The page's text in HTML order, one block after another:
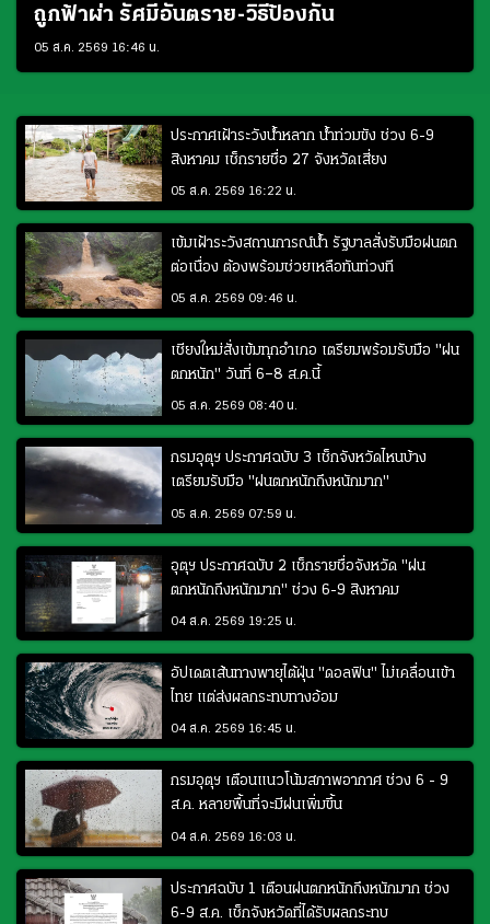
ถูกฟ้าผ่า รัศมีอันตราย-วิธีป้องกัน
05 ส.ค. 2569 16:46 น.
ประกาศเฝ้าระวังน้ำหลาก น้ำท่วมขัง ช่วง 6-9
สิงหาคม เช็กรายชื่อ 27 จังหวัดเสี่ยง
05 ส.ค. 2569 16:22 น.
เข้มเฝ้าระวังสถานการณ์น้ำ รัฐบาลสั่งรับมือฝนตก
ต่อเนื่อง ต้องพร้อมช่วยเหลือทันท่วงที
05 ส.ค. 2569 09:46 น.
เชียงใหม่สั่งเข้มทุกอำเภอ เตรียมพร้อมรับมือ "ฝน
ตกหนัก" วันที่ 6–8 ส.ค.นี้
05 ส.ค. 2569 08:40 น.
กรมอุตุฯ ประกาศฉบับ 3 เช็กจังหวัดไหนบ้าง
เตรียมรับมือ "ฝนตกหนักถึงหนักมาก"
05 ส.ค. 2569 07:59 น.
อุตุฯ ประกาศฉบับ 2 เช็กรายชื่อจังหวัด "ฝน
ตกหนักถึงหนักมาก" ช่วง 6-9 สิงหาคม
04 ส.ค. 2569 19:25 น.
อัปเดตเส้นทางพายุไต้ฝุ่น "ดอลฟิน" ไม่เคลื่อนเข้า
ไทย แต่ส่งผลกระทบทางอ้อม
04 ส.ค. 2569 16:45 น.
กรมอุตุฯ เตือนแนวโน้มสภาพอากาศ ช่วง 6 - 9
ส.ค. หลายพื้นที่จะมีฝนเพิ่มขึ้น
04 ส.ค. 2569 16:03 น.
ประกาศฉบับ 1 เตือนฝนตกหนักถึงหนักมาก ช่วง
6-9 ส.ค. เช็กจังหวัดที่ได้รับผลกระทบ